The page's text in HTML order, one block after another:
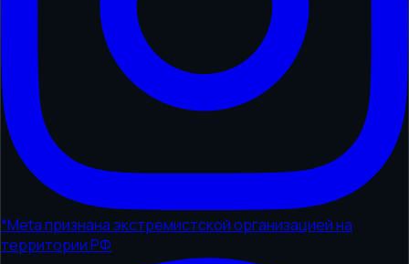
*Meta признана экстремистской организацией на
территории РФ